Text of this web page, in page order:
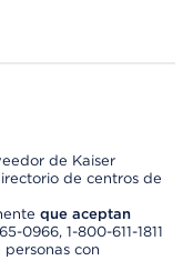
de Kaiser
de centros de
que aceptan
0966, 1-800-611-1811
personas con